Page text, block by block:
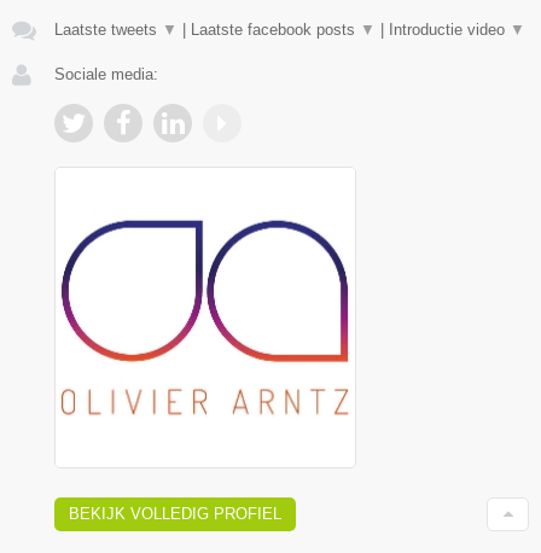
Laatste tweets ▼ Laatste facebook posts ▼ Introductie video ▼
Sociale media:
BEKIJK VOLLEDIG PROFIEL